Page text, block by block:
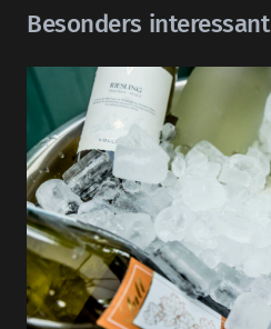
Besonders interessant